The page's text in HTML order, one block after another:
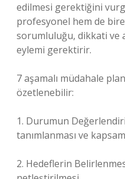
edilmesi gerektiğini
profesyonel hem de
sorumluluğu, dikkati ve
eylemi gerektirir.
7 aşamalı müdahale
özetlenebilir:
1. Durumun
tanımlanması ve
2. Hedeflerin